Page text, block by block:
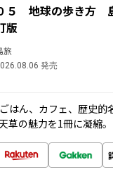
５ 地球の歩き方
版
旅
発売
はん、カフェ、歴史的
草の魅力を1冊に凝縮。